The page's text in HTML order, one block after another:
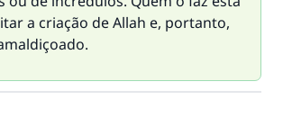
a criação de Allah e, portanto,